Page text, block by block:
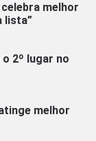
melhor
lista”
2º lugar no
melhor